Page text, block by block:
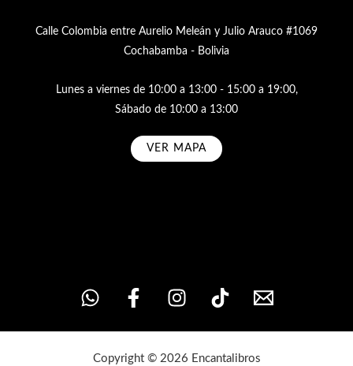
Calle Colombia entre Aurelio Meleán y Julio Arauco #1069
Cochabamba - Bolivia
Lunes a viernes de 10:00 a 13:00 - 15:00 a 19:00,
Sábado de 10:00 a 13:00
VER MAPA
Copyright © 2026 Encantalibros